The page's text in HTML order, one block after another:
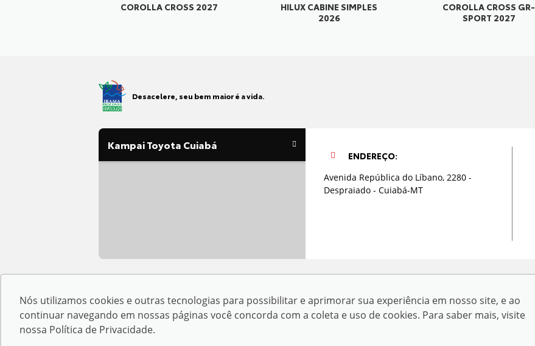
COROLLA CROSS 2027
HILUX CABINE SIMPLES
2026
COROLLA CROSS GR-
SPORT 2027
Desacelere, seu bem maior é a vida.
Kampai Toyota Cuiabá
ENDEREÇO:
Avenida República do Líbano, 2280 -
Despraiado - Cuiabá-MT
Endereço Matriz: Avenida República do Líbano, 2280 - Despraiado - Cuiabá-MT
© Copyright 2026
Nós utilizamos cookies e outras tecnologias para possibilitar e aprimorar sua experiência em nosso site, e ao
continuar navegando em nossas páginas você concorda com a coleta e uso de cookies. Para saber mais, visite
nossa Política de Privacidade.